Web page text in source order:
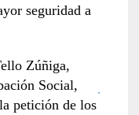
seguridad a
Zúñiga,
Social,
petición de los